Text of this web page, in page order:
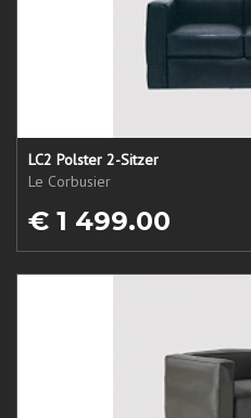
LC2 Polster 2-Sitzer
Le Corbusier
€ 1 499.00